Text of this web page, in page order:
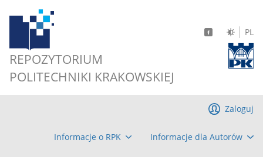
REPOZYTORIUM
POLITECHNIKI KRAKOWSKIEJ
PL
Informacje o RPK Informacje dla Autorów
Zaloguj